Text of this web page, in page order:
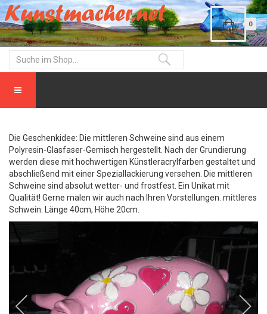
0
Die Geschenkidee: Die mittleren Schweine sind aus einem
Polyresin-Glasfaser-Gemisch hergestellt. Nach der Grundierung
werden diese mit hochwertigen Künstleracrylfarben gestaltet und
abschließend mit einer Speziallackierung versehen. Die mittleren
Schweine sind absolut wetter- und frostfest. Ein Unikat mit
Qualität! Gerne malen wir auch nach Ihren Vorstellungen. mittleres
Schwein: Länge 40cm, Höhe 20cm.